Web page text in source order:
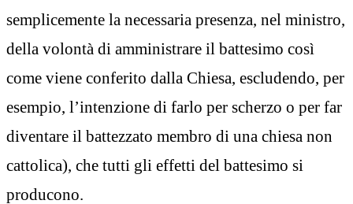
semplicemente la necessaria presenza, nel ministro,
della volontà di amministrare il battesimo così
come viene conferito dalla Chiesa, escludendo, per
esempio, l’intenzione di farlo per scherzo o per far
diventare il battezzato membro di una chiesa non
cattolica), che tutti gli effetti del battesimo si
producono.